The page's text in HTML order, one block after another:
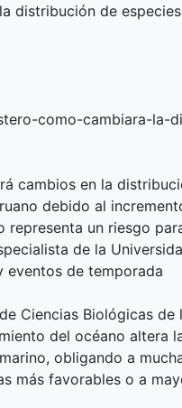
distribución de
como-cambiara-la-
cambios en la
debido al
un riesgo
de la
eventos de temporada
Ciencias Biológicas de
del océano altera
obligando a
más favorables o a